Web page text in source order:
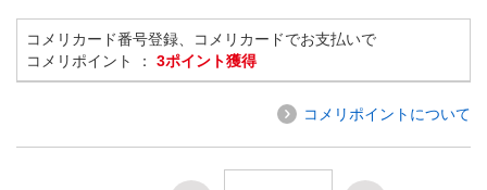
コメリカード番号登録、コメリカードでお支払いで
コメリポイント ： 3ポイント獲得
コメリポイントについて